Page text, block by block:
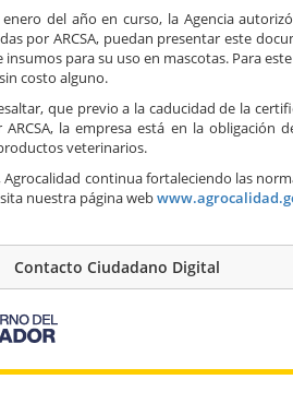
del año en curso, la Agencia
por ARCSA, puedan presentar este
insumos para su uso en mascotas. Para
costo alguno.
que previo a la caducidad de la
la empresa está en la obligación
veterinarios.
Agrocalidad continua fortaleciendo las
nuestra página web
Contacto Ciudadano Digital